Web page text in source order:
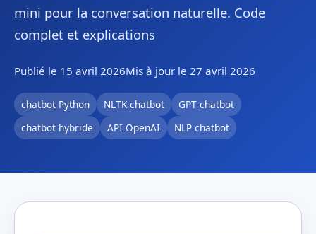
mini pour la conversation naturelle. Code
complet et explications
Publié le 15 avril 2026Mis à jour le 27 avril 2026
chatbot Python NLTK chatbot
GPT chatbot
chatbot hybride
API OpenAI NLP chatbot